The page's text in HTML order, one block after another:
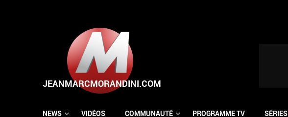
NEWS VIDÉOS COMMUNAUTÉ PROGRAMME TV SÉRIES